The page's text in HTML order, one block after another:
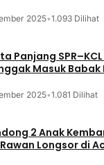
2025•1.093 Dilihat
Panjang
Masuk Babak
2025•1.081 Dilihat
2 Anak
Longsor di